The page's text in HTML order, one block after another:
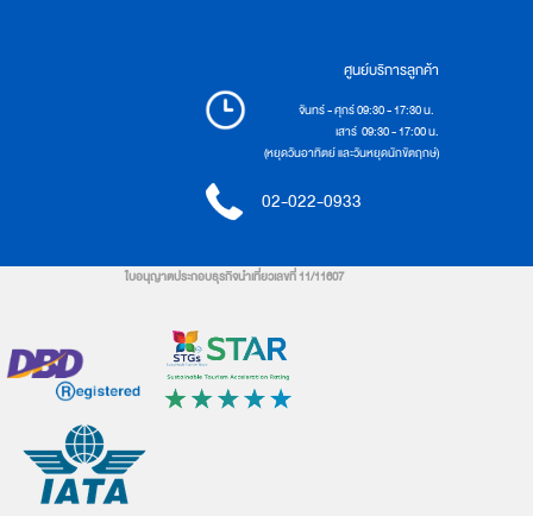
ศูนย์บริการลูกค้า
จันทร์ - ศุกร์ 09:30 - 17:30 น.
เสาร์ 09:30 - 17:00 น.
(หยุดวันอาทิตย์ และวันหยุดนักขัตฤกษ์)
02-022-0933
ใบอนุญาตประกอบธุรกิจนำเที่ยวเลขที่ 11/11607